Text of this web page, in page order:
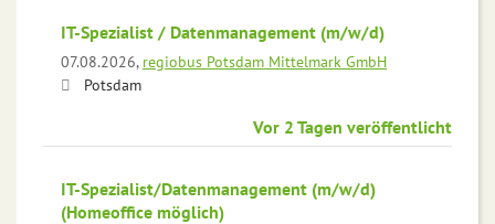
IT-Spezialist / Datenmanagement (m/w/d)
07.08.2026, regiobus Potsdam Mittelmark GmbH
Potsdam
Vor 2 Tagen veröffentlicht
IT-Spezialist/Datenmanagement (m/w/d)
(Homeoffice möglich)